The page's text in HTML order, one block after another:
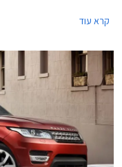
קרא עוד